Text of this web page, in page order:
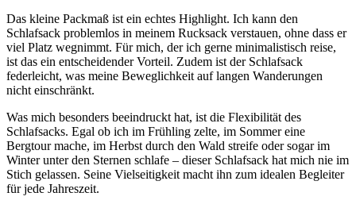
Das kleine Packmaß ist ein echtes Highlight. Ich kann den
Schlafsack problemlos in meinem Rucksack verstauen, ohne dass er
viel Platz wegnimmt. Für mich, der ich gerne minimalistisch reise,
ist das ein entscheidender Vorteil. Zudem ist der Schlafsack
federleicht, was meine Beweglichkeit auf langen Wanderungen
nicht einschränkt.
Was mich besonders beeindruckt hat, ist die Flexibilität des
Schlafsacks. Egal ob ich im Frühling zelte, im Sommer eine
Bergtour mache, im Herbst durch den Wald streife oder sogar im
Winter unter den Sternen schlafe – dieser Schlafsack hat mich nie im
Stich gelassen. Seine Vielseitigkeit macht ihn zum idealen Begleiter
für jede Jahreszeit.